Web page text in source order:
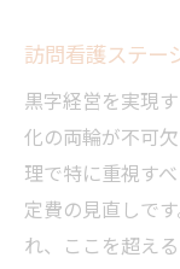
看護師
訪問看
集
訪問看護で
訪問
訪問看護ステー
黒字経営を実現
化の両輪が不可
理で特に重視す
定費の見直しで
れ、ここを超え